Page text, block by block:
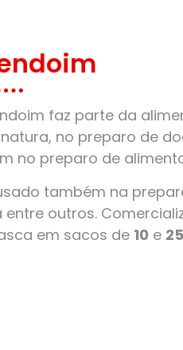
faz parte da
no preparo de
no preparo de
também na
entre outros.
em sacos de 10 e